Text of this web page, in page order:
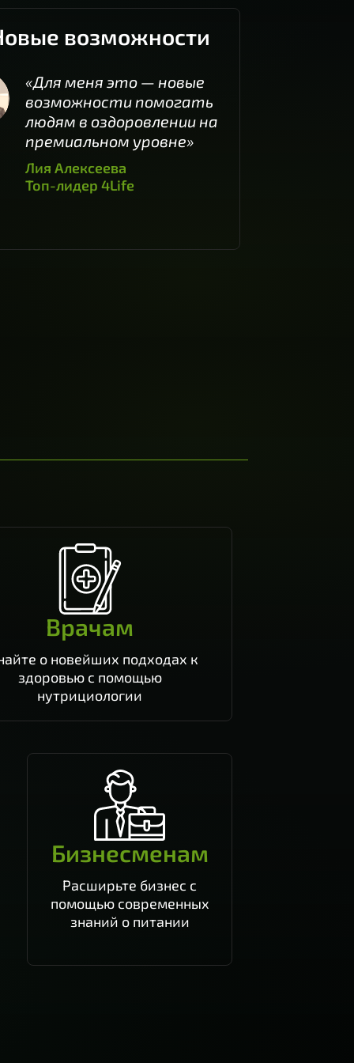
возможности
«Для меня это — новые
возможности помогать
людям в оздоровлении на
премиальном уровне»
Лия Алексеева
Топ-лидер 4Life
Врачам
о новейших подходах к
здоровью с помощью
нутрициологии
Бизнесменам
Расширьте бизнес с
помощью современных
знаний о питании